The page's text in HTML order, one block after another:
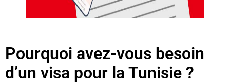
Pourquoi avez-vous besoin
d’un visa pour la Tunisie ?